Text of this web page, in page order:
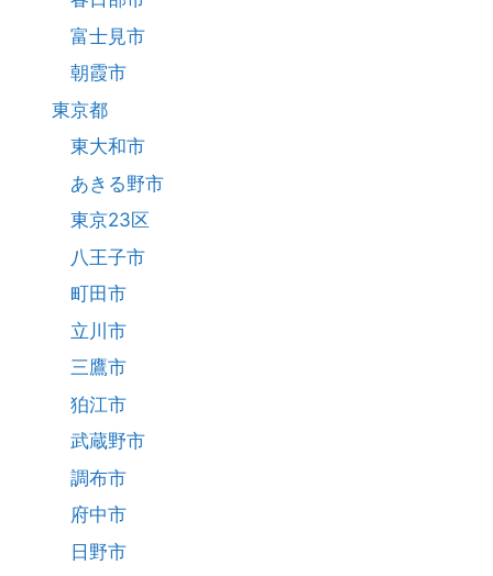
富士見市
朝霞市
東京都
東大和市
あきる野市
東京23区
八王子市
町田市
立川市
三鷹市
狛江市
武蔵野市
調布市
府中市
日野市